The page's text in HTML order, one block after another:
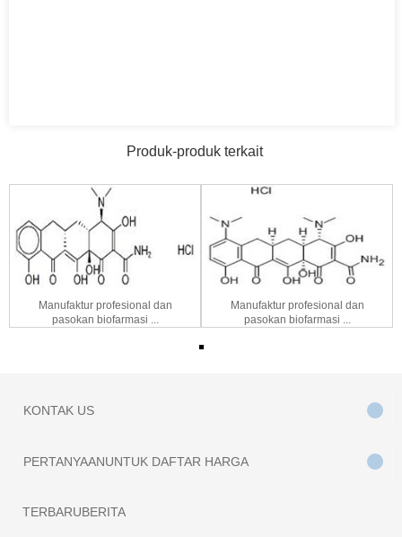
Produk-produk terkait
Manufaktur profesional dan
pasokan biofarmasi ...
Manufaktur profesional dan
pasokan biofarmasi ...
KONTAK US
PERTANYAANUNTUK DAFTAR HARGA
TERBARUBERITA